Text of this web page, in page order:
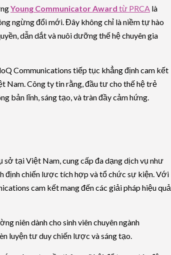
Young Communicator Award từ PRCA là
ngừng đổi mới. Đây không chỉ là niềm tự hào
dẫn dắt và nuôi dưỡng thế hệ chuyên gia
Communications tiếp tục khẳng định cam kết
Nam. Công ty tin rằng, đầu tư cho thế hệ trẻ
bản lĩnh, sáng tạo, và tràn đầy cảm hứng.
tại Việt Nam, cung cấp đa dạng dịch vụ như
định chiến lược tích hợp và tổ chức sự kiện. Với
cam kết mang đến các giải pháp hiệu quả
niên dành cho sinh viên chuyên ngành
luyện tư duy chiến lược và sáng tạo.